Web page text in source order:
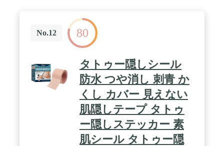
No.12 80
タトゥー隠しシール
防水 つや消し 刺青 か
くし カバー 見えない
肌隠しテープ タトゥ
ー隠しステッカー 素
肌シール タトゥー隠